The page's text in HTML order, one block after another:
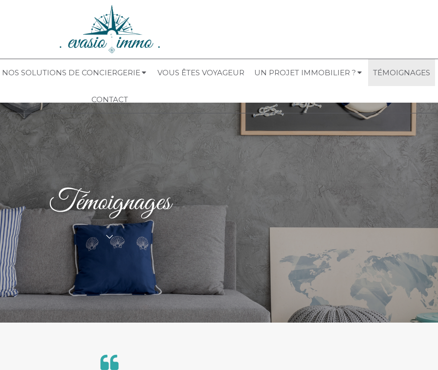
NOS SOLUTIONS DE CONCIERGERIE VOUS ÊTES VOYAGEUR UN PROJET IMMOBILIER ? TÉMOIGNAGES
CONTACT
Témoignages